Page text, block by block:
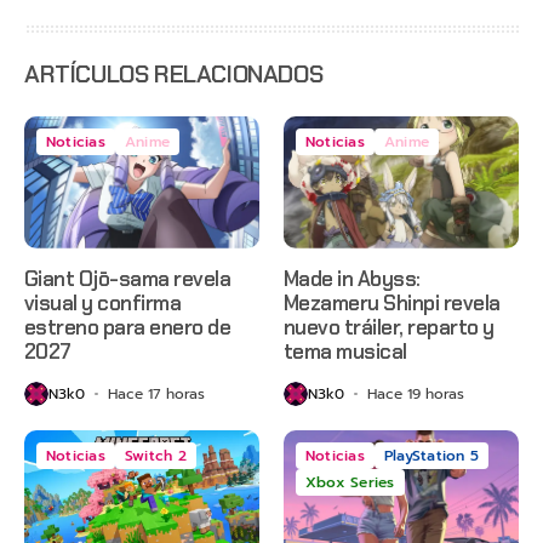
ARTÍCULOS RELACIONADOS
Noticias Anime
Giant Ojō-sama revela
visual y confirma
estreno para enero de
2027
N3k0 Hace 17 horas
Noticias Anime
Made in Abyss:
Mezameru Shinpi revela
nuevo tráiler, reparto y
tema musical
N3k0 Hace 19 horas
Noticias Switch 2 Noticias
PlayStation 5
Xbox Series